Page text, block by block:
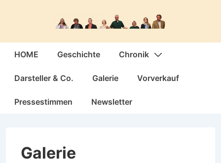
Hauptnavigation
HOME Geschichte Chronik
Darsteller & Co. Galerie Vorverkauf
Pressestimmen Newsletter
Galerie